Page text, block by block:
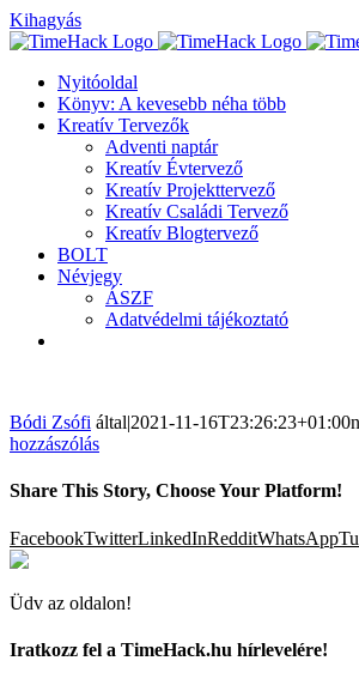
Kihagyás
Nyitóoldal
Könyv: A kevesebb néha több
Kreatív Tervezők
Adventi naptár
Kreatív Évtervező
Kreatív Projekttervező
Kreatív Családi Tervező
Kreatív Blogtervező
BOLT
Névjegy
ÁSZF
Adatvédelmi tájékoztató
Bódi Zsófi által|2021-11-16T23:26:23+01:00
hozzászólás
Share This Story, Choose Your Platform!
FacebookTwitterLinkedInRedditWhatsApp
Üdv az oldalon!
Iratkozz fel a TimeHack.hu hírlevelére!